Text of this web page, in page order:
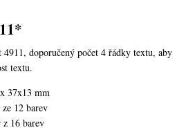
doporučený počet 4 řádky textu,aby
textu.
37x13 mm
12 barev
16 barev